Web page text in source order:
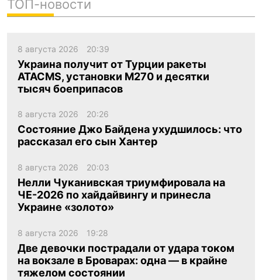
ТОП-новости
8 августа 2026 20:39
Украина получит от Турции ракеты
ATACMS, установки M270 и десятки
тысяч боеприпасов
8 августа 2026 20:26
Состояние Джо Байдена ухудшилось: что
рассказал его сын Хантер
8 августа 2026 20:03
Нелли Чуканивская триумфировала на
ЧЕ-2026 по хайдайвингу и принесла
Украине «золото»
8 августа 2026 19:28
Две девочки пострадали от удара током
на вокзале в Броварах: одна — в крайне
тяжелом состоянии